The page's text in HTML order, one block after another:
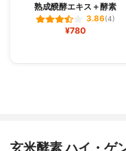
熟成醗酵エキス＋酵素
3.86(4)
¥780